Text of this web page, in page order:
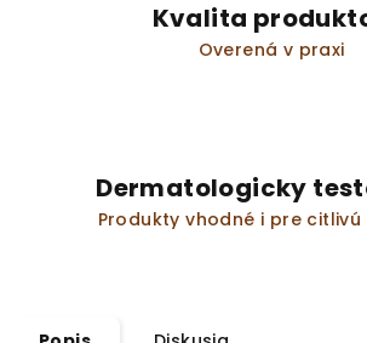
Kvalita
Overená v praxi
Dermatologicky
Produkty vhodné i pre citlivú